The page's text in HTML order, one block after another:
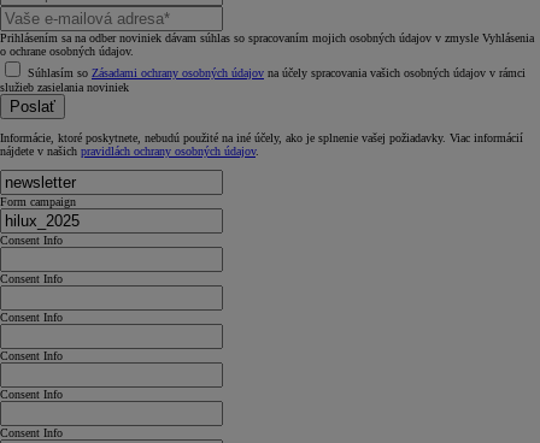
Prihlásením sa na odber noviniek dávam súhlas so spracovaním mojich osobných údajov v zmysle Vyhlásenia
o ochrane osobných údajov.
Súhlasím so Zásadami ochrany osobných údajov na účely spracovania vašich osobných údajov v rámci
služieb zasielania noviniek
Poslať
Informácie, ktoré poskytnete, nebudú použité na iné účely, ako je splnenie vašej požiadavky. Viac informácií
nájdete v našich pravidlách ochrany osobných údajov.
Form campaign
Consent Info
Consent Info
Consent Info
Consent Info
Consent Info
Consent Info